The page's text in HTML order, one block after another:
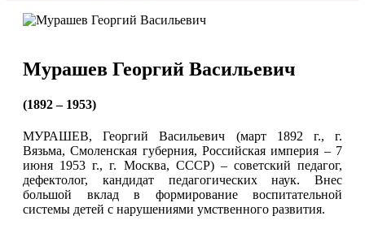
Мурашев Георгий Васильевич
(1892 – 1953)
МУРАШЕВ, Георгий Васильевич (март 1892 г., г.
Вязьма, Смоленская губерния, Российская империя – 7
июня 1953 г., г. Москва, СССР) – советский педагог,
дефектолог, кандидат педагогических наук. Внес
большой вклад в формирование воспитательной
системы детей с нарушениями умственного развития.